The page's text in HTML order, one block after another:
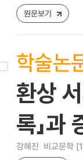
원문보기
학술논
환상
록」과
강혜진 비교문학